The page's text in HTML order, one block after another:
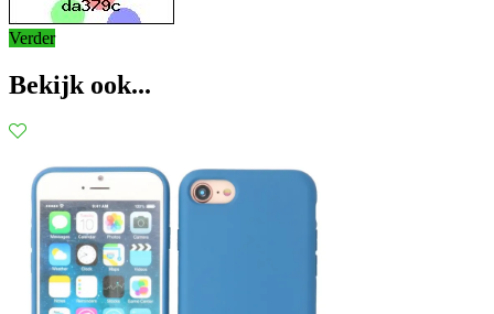
Verder
Bekijk ook...